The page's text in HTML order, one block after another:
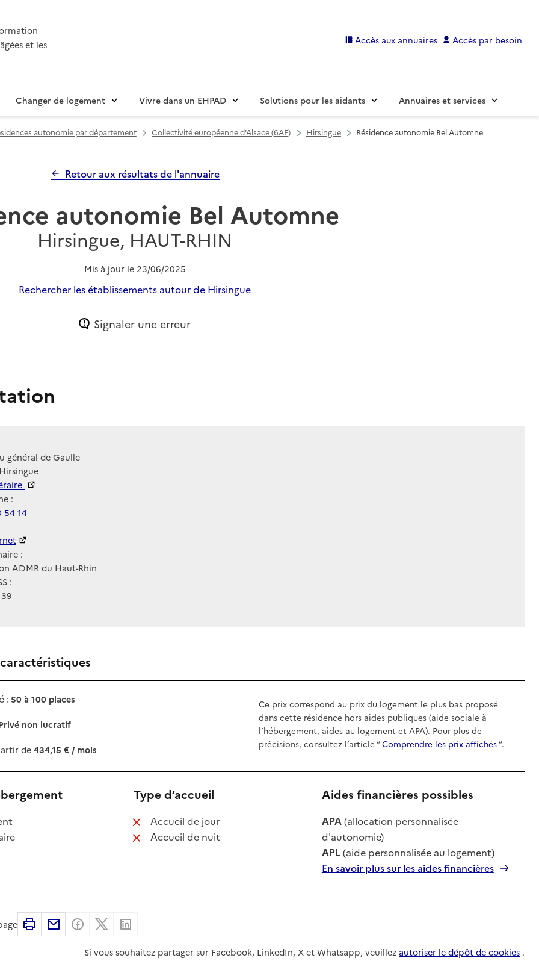
et les
Accès aux annuaires Accès par besoin
Changer de logement Vivre dans un EHPAD Solutions pour les aidants Annuaires et services
autonomie par département Collectivité européenne d'Alsace (6AE) Hirsingue Résidence autonomie Bel Automne
Retour aux résultats de l'annuaire
autonomie Bel Automne
Hirsingue, HAUT-RHIN
Mis à jour le 23/06/2025
Rechercher les établissements autour de Hirsingue
Signaler une erreur
général de Gaulle
:
54 14
:
ADMR du Haut-Rhin
:
:50 à 100 places
non lucratif
de 434,15 € / mois
Ce prix correspond au prix du logement le plus bas proposé
dans cette résidence hors aides publiques (aide sociale à
l’hébergement, aides au logement et APA). Pour plus de
précisions, consultez l’article “Comprendre les prix affichés”.
disponible
Type d’accueil
Accueil de jour: non disponible
Accueil de nuit: non disponible
Aides financières possibles
APA(allocation personnalisée
d'autonomie)
APL(aide personnalisée au logement)
En savoir plus sur les aides financières
ImprimerPartager par email
Partager sur Facebook
Partager sur X
Si vous souhaitez partager sur Facebook, LinkedIn, X et Whatsapp, veuillez autoriser le dépôt de cookies .